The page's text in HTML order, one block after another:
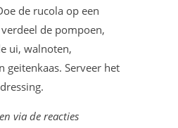
de rucola op een
de pompoen,
ui, walnoten,
geitenkaas. Serveer het
via de reacties